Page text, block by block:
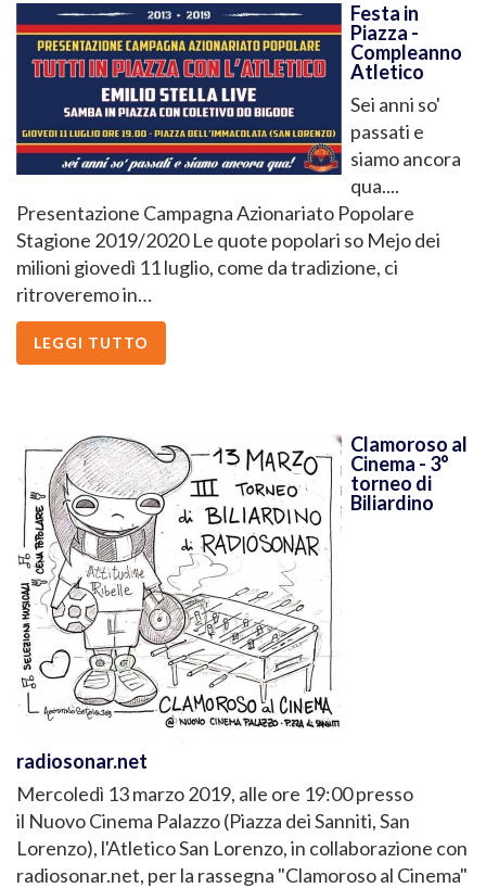
Festa in
Piazza -
Compleanno
Atletico
Sei anni so'
passati e
siamo ancora
qua....
Presentazione Campagna Azionariato Popolare
Stagione 2019/2020 Le quote popolari so Mejo dei
milioni giovedì 11 luglio, come da tradizione, ci
ritroveremo in…
LEGGI TUTTO
Clamoroso al
Cinema - 3°
torneo di
Biliardino
radiosonar.net
Mercoledì 13 marzo 2019, alle ore 19:00 presso
il Nuovo Cinema Palazzo (Piazza dei Sanniti, San
Lorenzo), l'Atletico San Lorenzo, in collaborazione con
radiosonar.net, per la rassegna "Clamoroso al Cinema"